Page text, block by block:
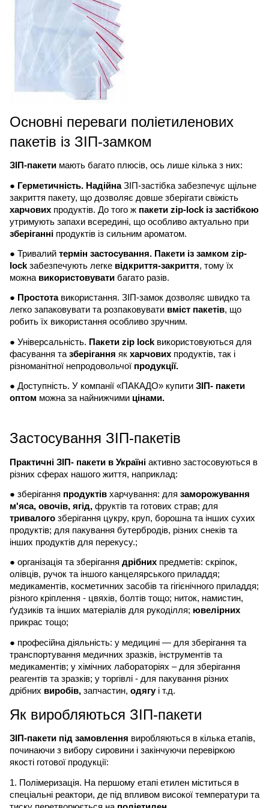
Основні переваги поліетиленових
пакетів із ЗІП-замком
ЗІП-пакети мають багато плюсів, ось лише кілька з них:
● Герметичність. НадійнаЗІП-застібка забезпечує щільне
закриття пакету, що дозволяє довше зберігати свіжість
харчових продуктів. До того ж пакети zip-lock із застібкою
утримують запахи всередині, що особливо актуально при
зберіганні продуктів із сильним ароматом.
● Тривалий термін застосування. Пакети із замком zip-
lock забезпечують легке відкриття-закриття, тому їх
можна використовувати багато разів.
● Простотавикористання. ЗІП-замок дозволяє швидко та
легко запаковувати та розпаковувати вміст пакетів, що
робить їх використання особливо зручним.
● Універсальність. Пакети zip lock використовуються для
фасування та зберігання як харчових продуктів, так і
різноманітної непродовольчої продукції.
● Доступність. У компанії «ПАКАДО» купити ЗІП- пакети
оптом можна за найнижчими цінами.
Застосування ЗІП-пакетів
Практичні ЗІП- пакети в Україні активно застосовуються в
різних сферах нашого життя, наприклад:
● зберігання продуктів харчування: для заморожування
м'яса, овочів, ягід, фруктів та готових страв; для
тривалого зберігання цукру, круп, борошна та інших сухих
продуктів; для пакування бутербродів, різних снеків та
інших продуктів для перекусу.;
● організація та зберігання дрібних предметів: скріпок,
олівців, ручок та іншого канцелярського приладдя;
медикаментів, косметичних засобів та гігієнічного приладдя;
різного кріплення - цвяхів, болтів тощо; ниток, намистин,
ґудзиків та інших матеріалів для рукоділля; ювелірних
прикрас тощо;
● професійна діяльність: у медицині — для зберігання та
транспортування медичних зразків, інструментів та
медикаментів; у хімічних лабораторіях – для зберігання
реагентів та зразків; у торгівлі - для пакування різних
дрібних виробів, запчастин, одягуі т.д.
Як виробляються ЗІП-пакети
ЗІП-пакети під замовлення виробляються в кілька етапів,
починаючи з вибору сировини і закінчуючи перевіркою
якості готової продукції:
1. Полімеризація. На першому етапі етилен міститься в
спеціальні реактори, де під впливом високої температури та